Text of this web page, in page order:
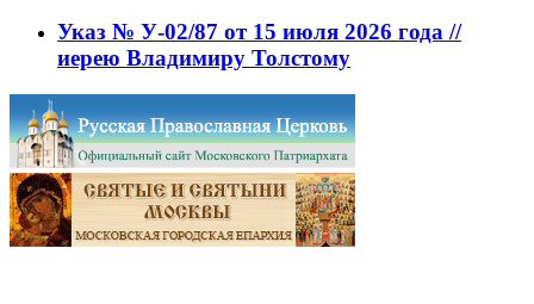
Указ № У-02/87 от 15 июля 2026 года //
иерею Владимиру Толстому